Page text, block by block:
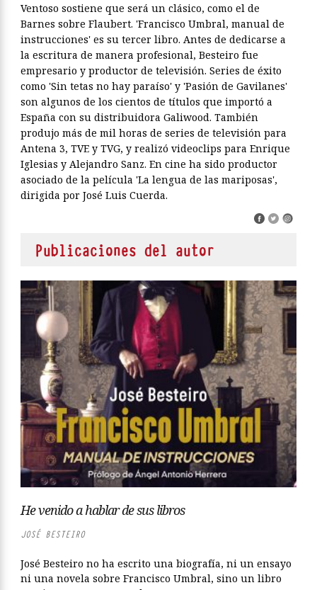
Ventoso sostiene que será un clásico, como el de
Barnes sobre Flaubert. 'Francisco Umbral, manual de
instrucciones' es su tercer libro. Antes de dedicarse a
la escritura de manera profesional, Besteiro fue
empresario y productor de televisión. Series de éxito
como 'Sin tetas no hay paraíso' y 'Pasión de Gavilanes'
son algunos de los cientos de títulos que importó a
España con su distribuidora Galiwood. También
produjo más de mil horas de series de televisión para
Antena 3, TVE y TVG, y realizó videoclips para Enrique
Iglesias y Alejandro Sanz. En cine ha sido productor
asociado de la película 'La lengua de las mariposas',
dirigida por José Luis Cuerda.
Publicaciones del autor
He venido a hablar de sus libros
JOSÉ BESTEIRO
José Besteiro no ha escrito una biografía, ni un ensayo
ni una novela sobre Francisco Umbral, sino un libro